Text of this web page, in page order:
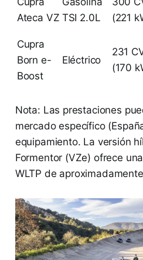
Ateca VZ TSI 2.0L
(221
Cupra
Born e-
Boost
Eléctrico
231
(170
Nota: Las prestaciones
mercado específico
equipamiento. La versión
Formentor (VZe) ofrece
WLTP de